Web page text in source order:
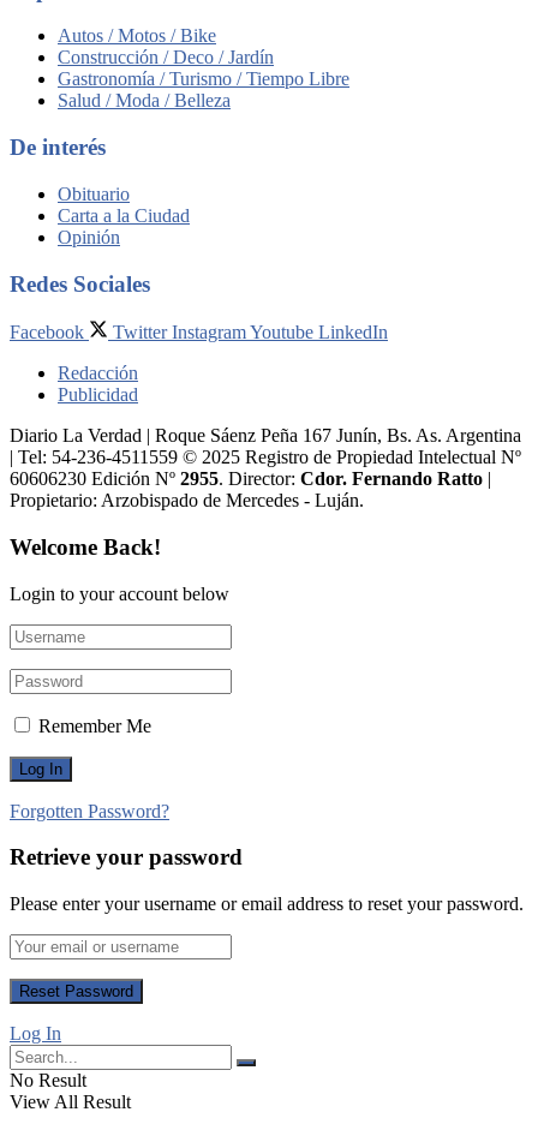
Autos / Motos / Bike
Construcción / Deco / Jardín
Gastronomía / Turismo / Tiempo Libre
Salud / Moda / Belleza
De interés
Obituario
Carta a la Ciudad
Opinión
Redes Sociales
Facebook Twitter InstagramYoutube LinkedIn
Redacción
Publicidad
Diario La Verdad | Roque Sáenz Peña 167 Junín, Bs. As. Argentina
| Tel: 54-236-4511559 © 2025 Registro de Propiedad Intelectual Nº
60606230 Edición Nº 2955. Director:​ Cdor. Fernando Ratto |
Propietario:​ Arzobispado de Mercedes - Luján.
Welcome Back!
Login to your account below
Remember Me
Forgotten Password?
Retrieve your password
Please enter your username or email address to reset your password.
Log In
No Result
View All Result